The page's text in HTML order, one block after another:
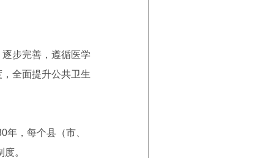
步完善，遵循医学
全面提升公共卫生
，每个县（市、
。